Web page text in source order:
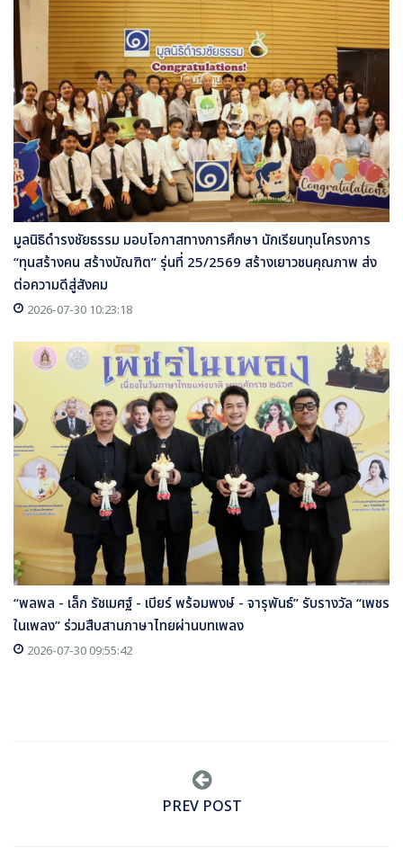
มูลนิธิดำรงชัยธรรม มอบโอกาสทางการศึกษา นักเรียนทุนโครงการ
“ทุนสร้างคน สร้างบัณฑิต” รุ่นที่ 25/2569 สร้างเยาวชนคุณภาพ ส่ง
ต่อความดีสู่สังคม
2026-07-30 10:23:18
“พลพล - เล็ก รัชเมศฐ์ - เบียร์ พร้อมพงษ์ - จารุพันธ์” รับรางวัล “เพชร
ในเพลง” ร่วมสืบสานภาษาไทยผ่านบทเพลง
2026-07-30 09:55:42
PREV POST